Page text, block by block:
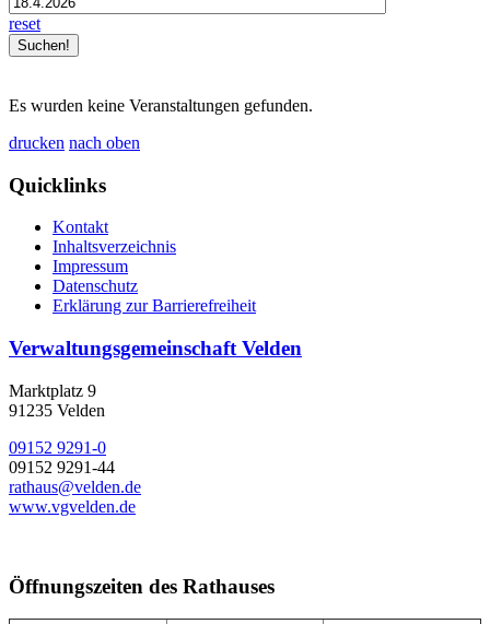
reset
Es wurden keine Veranstaltungen gefunden.
drucken nach oben
Quicklinks
Kontakt
Inhaltsverzeichnis
Impressum
Datenschutz
Erklärung zur Barrierefreiheit
Verwaltungsgemeinschaft Velden
Marktplatz 9
91235 Velden
09152 9291-0
09152 9291-44
rathaus@velden.de
www.vgvelden.de
Öffnungszeiten des Rathauses